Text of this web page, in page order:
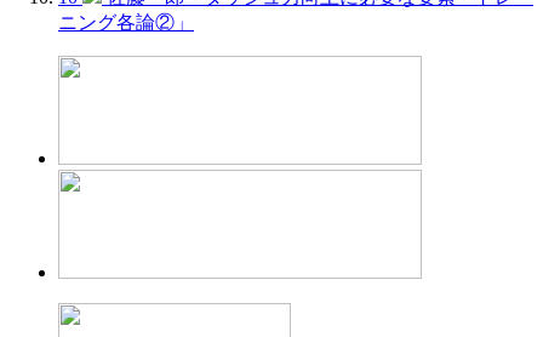
ニング各論②」